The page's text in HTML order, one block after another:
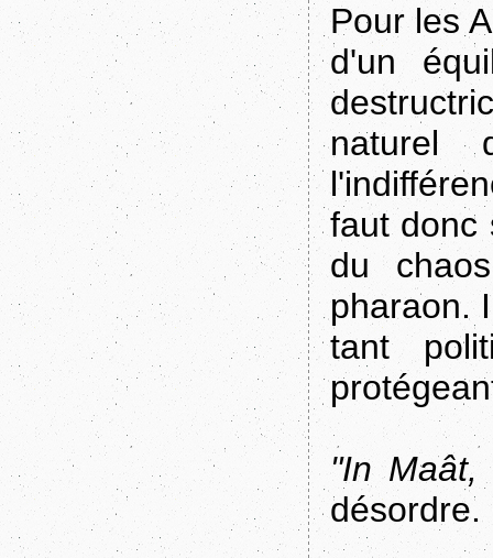
Pour les
d'un
naturel
faut donc
du
pharaon.
tant
"In Maât,
désordre.